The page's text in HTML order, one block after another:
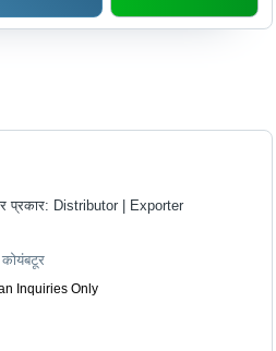
प्रकार: Distributor | Exporter
कोयंबटूर
Inquiries Only